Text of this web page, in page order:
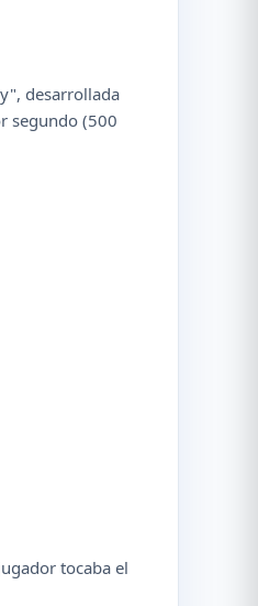
desarrollada
segundo (500
tocaba el